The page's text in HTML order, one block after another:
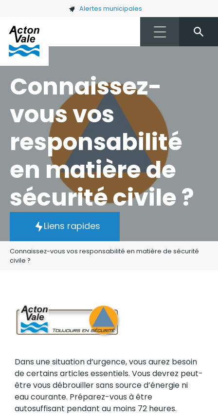
Skip to main content Alertes municipales
Connaissez-
vous vos
responsabilité
en matière de
sécurité civile ?
Liens rapides
Connaissez-vous vos responsabilité en matière de sécurité
civile ?
Dans une situation d’urgence, vous aurez besoin
de certains articles essentiels. Vous devrez peut-
être vous débrouiller sans source d’énergie ni
eau courante. Préparez-vous à être
autosuffisant pendant au moins 72 heures.